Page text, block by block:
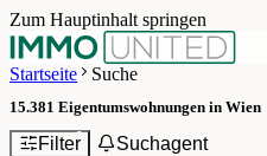
Zum Hauptinhalt springen
Startseite
Suche
15.381 Eigentumswohnungen in Wien
Filter2 Suchagent